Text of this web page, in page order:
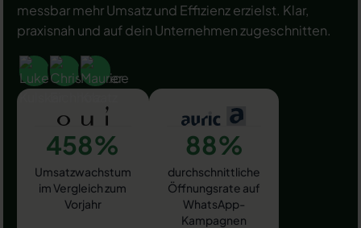
messbar mehr Umsatz und Effizienz erzielst. Klar,
praxisnah und auf dein Unternehmen zugeschnitten.
458%
Umsatzwachstum
im Vergleich zum
Vorjahr
88%
durchschnittliche
Öffnungsrate auf
WhatsApp-
Kampagnen